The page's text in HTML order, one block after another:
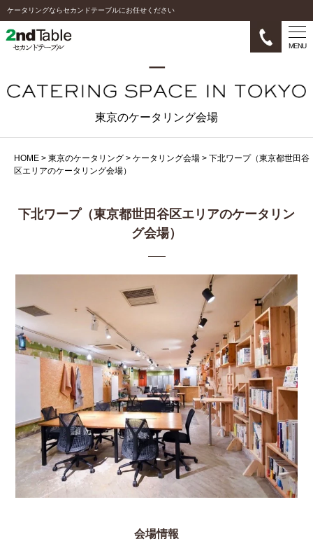
ケータリングならセカンドテーブルにお任せください
MENU
東京のケータリング会場
HOME > 東京のケータリング > ケータリング会場 > 下北ワープ（東京都世田谷
区エリアのケータリング会場）
下北ワープ（東京都世田谷区エリアのケータリン
グ会場）
会場情報